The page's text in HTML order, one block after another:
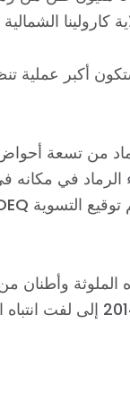
الملوثة وأطنان